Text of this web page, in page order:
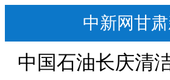
中新网甘
中国石油长庆清